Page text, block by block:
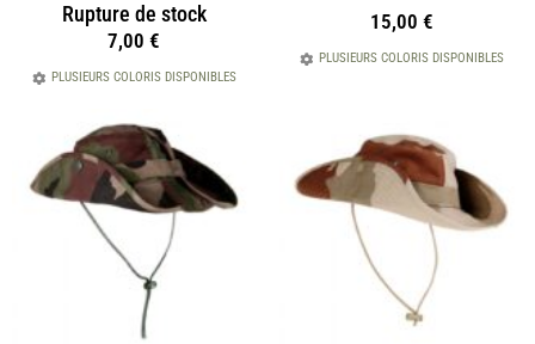
Rupture de stock
7,00 €
PLUSIEURS COLORIS DISPONIBLES
15,00 €
PLUSIEURS COLORIS DISPONIBLES